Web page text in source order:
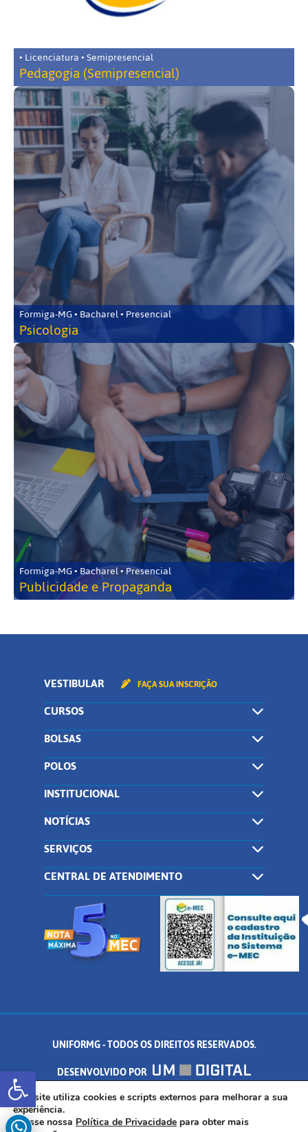
Abrir a barra de ferramentas
• Licenciatura • Semipresencial
Pedagogia (Semipresencial)
Formiga-MG • Bacharel • Presencial
Psicologia
Formiga-MG • Bacharel • Presencial
Publicidade e Propaganda
VESTIBULAR FAÇA SUA INSCRIÇÃO
CURSOS
BOLSAS
POLOS
INSTITUCIONAL
NOTÍCIAS
SERVIÇOS
CENTRAL DE ATENDIMENTO
UNIFORMG - TODOS OS DIREITOS RESERVADOS.
DESENVOLVIDO POR
AV. DR. ARNALDO DE SENNA, 328 - PALMEIRAS, FORMIGA/MG - CEP:
35.574.530
Este site utiliza cookies e scripts externos para melhorar a sua
experiência.
Acesse nossa Política de Privacidade para obter mais